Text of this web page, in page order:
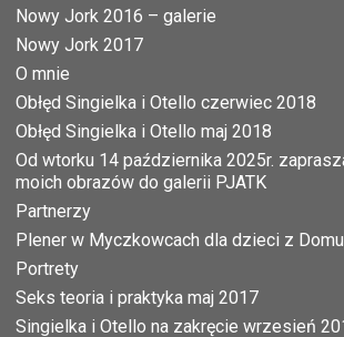
Nowy Jork 2016 – galerie
Nowy Jork 2017
O mnie
Obłęd Singielka i Otello czerwiec 2018
Obłęd Singielka i Otello maj 2018
Od wtorku 14 października 2025r.
moich obrazów do galerii PJATK
Partnerzy
Plener w Myczkowcach dla dzieci z
Portrety
Seks teoria i praktyka maj 2017
Singielka i Otello na zakręcie wrzesień